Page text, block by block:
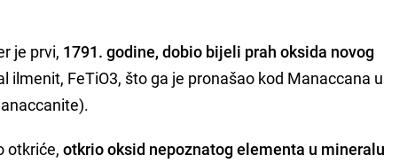
je prvi, 1791. godine, dobio bijeli prah oksida novog
ilmenit, FeTiO3, što ga je pronašao kod Manaccana u
otkriće,otkrio oksid nepoznatog elementa u mineralu